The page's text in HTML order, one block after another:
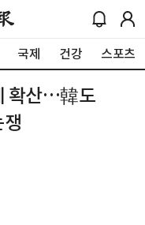
국제 건강 스포츠
확산…韓도